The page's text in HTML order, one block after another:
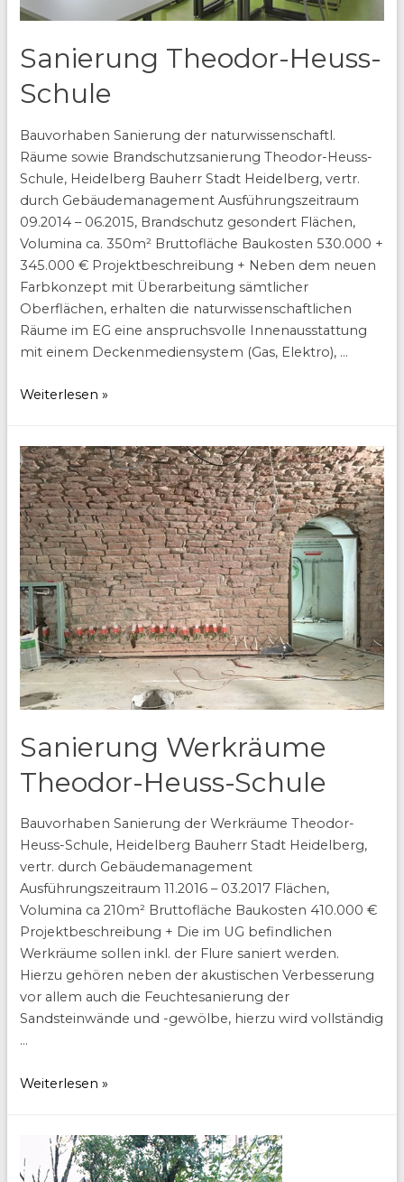
Sanierung Theodor-Heuss-
Schule
Bauvorhaben Sanierung der naturwissenschaftl.
Räume sowie Brandschutzsanierung Theodor-Heuss-
Schule, Heidelberg Bauherr Stadt Heidelberg, vertr.
durch Gebäudemanagement Ausführungszeitraum
09.2014 – 06.2015, Brandschutz gesondert Flächen,
Volumina ca. 350m² Bruttofläche Baukosten 530.000 +
345.000 € Projektbeschreibung + Neben dem neuen
Farbkonzept mit Überarbeitung sämtlicher
Oberflächen, erhalten die naturwissenschaftlichen
Räume im EG eine anspruchsvolle Innenausstattung
mit einem Deckenmediensystem (Gas, Elektro), …
Sanierung
Schule
Weiterlesen »
Sanierung Werkräume
Theodor-Heuss-Schule
Bauvorhaben Sanierung der Werkräume Theodor-
Heuss-Schule, Heidelberg Bauherr Stadt Heidelberg,
vertr. durch Gebäudemanagement
Ausführungszeitraum 11.2016 – 03.2017 Flächen,
Volumina ca 210m² Bruttofläche Baukosten 410.000 €
Projektbeschreibung + Die im UG befindlichen
Werkräume sollen inkl. der Flure saniert werden.
Hierzu gehören neben der akustischen Verbesserung
vor allem auch die Feuchtesanierung der
Sandsteinwände und -gewölbe, hierzu wird vollständig
…
Sanierung
Heuss-
Schule
Weiterlesen »